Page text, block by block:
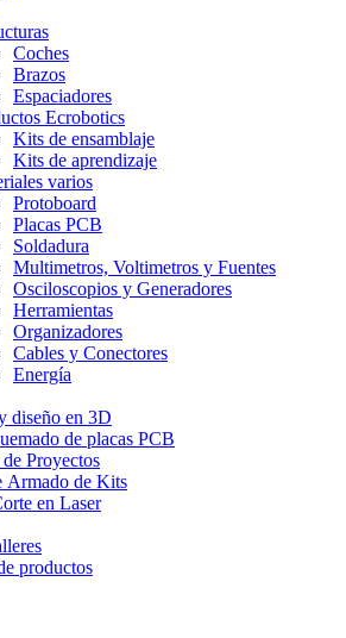
Coches
Brazos
Espaciadores
Ecrobotics
Kits de ensamblaje
Kits de aprendizaje
varios
Protoboard
Placas PCB
Soldadura
Multimetros, Voltimetros y Fuentes
Osciloscopios y Generadores
Herramientas
Organizadores
Cables y Conectores
Energía
diseño en 3D
de placas PCB
Proyectos
Armado de Kits
en Laser
productos